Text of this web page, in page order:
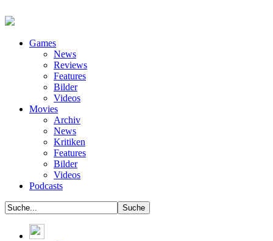
Games
News
Reviews
Features
Bilder
Videos
Movies
Archiv
News
Kritiken
Features
Bilder
Videos
Podcasts